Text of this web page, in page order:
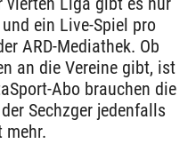
ein Live-Spiel pro
ARD-Mediathek. Ob
an die Vereine gibt, ist
Abo brauchen die
Sechzger jedenfalls